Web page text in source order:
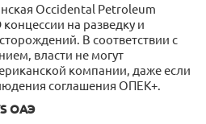
Occidental Petroleum
на разведку и
В соответствии с
власти не могут
компании, даже если
соглашения ОПЕК+.
ОАЭ